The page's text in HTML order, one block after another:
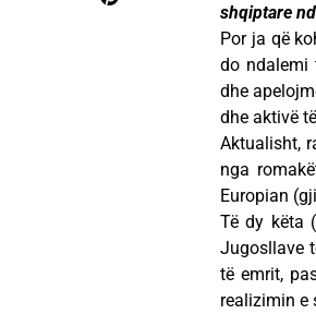
shqiptare
Por ja që
do ndalemi
dhe
dhe aktivë
Aktualisht,
nga
Europian
Të dy këta
Jugosllave
të emrit,
realizimin e